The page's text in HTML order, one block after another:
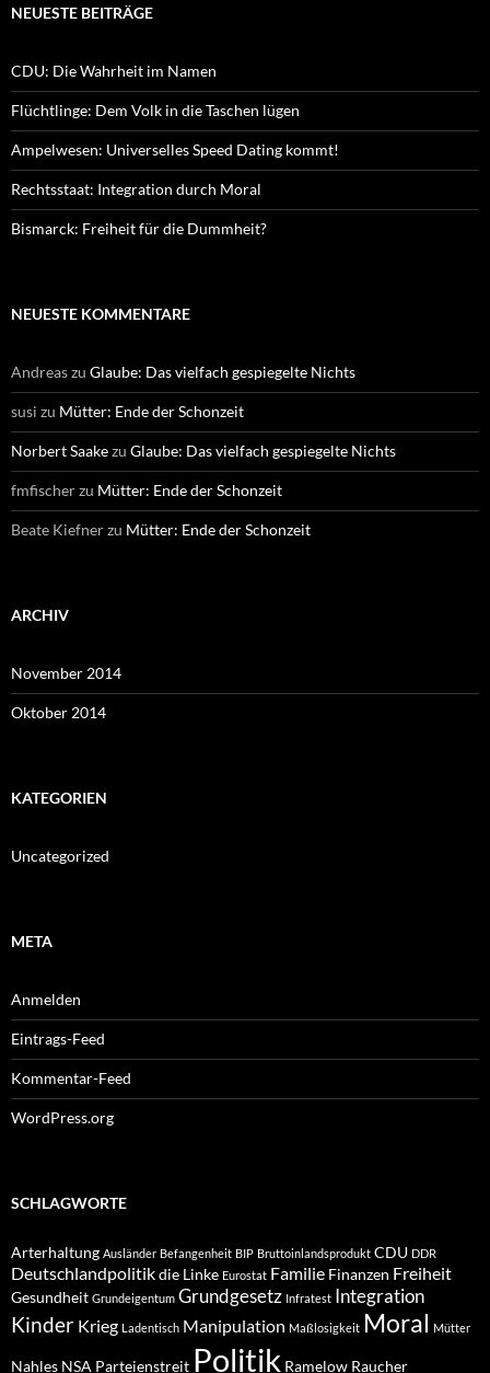
NEUESTE BEITRÄGE
CDU: Die Wahrheit im Namen
Flüchtlinge: Dem Volk in die Taschen lügen
Ampelwesen: Universelles Speed Dating kommt!
Rechtsstaat: Integration durch Moral
Bismarck: Freiheit für die Dummheit?
NEUESTE KOMMENTARE
Andreaszu Glaube: Das vielfach gespiegelte Nichts
susi zu Mütter: Ende der Schonzeit
Norbert Saakezu Glaube: Das vielfach gespiegelte Nichts
fmfischerzu Mütter: Ende der Schonzeit
Beate Kiefnerzu Mütter: Ende der Schonzeit
ARCHIV
November 2014
Oktober 2014
KATEGORIEN
Uncategorized
META
Anmelden
Eintrags-Feed
Kommentar-Feed
WordPress.org
SCHLAGWORTE
Arterhaltung Ausländer Befangenheit BIP Bruttoinlandsprodukt CDU DDR
Deutschlandpolitikdie Linke Eurostat Familie Finanzen Freiheit
Gesundheit Grundeigentum Grundgesetz Infratest Integration
Kinder Krieg Ladentisch Manipulation Maßlosigkeit Moral Mütter
Nahles NSA Parteienstreit Politik Ramelow Raucher